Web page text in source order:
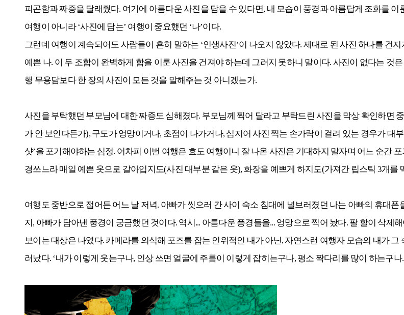
피곤함과 짜증을 달래줬다. 여기에 아름다운 사진을 담을 수 있다면, 내 모습이 풍경과 아름답게 조화를 이
여행이 아니라 ‘사진에 담는’ 여행이 중요했던 ‘나’이다.
그런데 여행이 계속되어도 사람들이 흔히 말하는 ‘인생사진’이 나오지 않았다. 제대로 된 사진 하나를 건
예쁜 나. 이 두 조합이 완벽하게 합을 이룬 사진을 건져야 하는데 그러지 못하니 말이다. 사진이 없다는 것
행 무용담보다 한 장의 사진이 모든 것을 말해주는 것 아니겠는가.
사진을 부탁했던 부모님에 대한 짜증도 심해졌다. 부모님께 찍어 달라고 부탁드린 사진을 막상 확인하면
가 안 보인다든가), 구도가 엉망이거나, 초점이 나가거나, 심지어 사진 찍는 손가락이 걸려 있는 경우가 대
샷’을 포기해야하는 심정. 어차피 이번 여행은 효도 여행이니 잘 나온 사진은 기대하지 말자며 어느 순간
경쓰느라 매일 예쁜 옷으로 갈아입지도(사진 대부분 같은 옷), 화장을 예쁘게 하지도(가져간 립스틱 3개를
여행도 중반으로 접어든 어느 날 저녁. 아빠가 씻으러 간 사이 숙소 침대에 널브러졌던 나는 아빠의 휴대
지, 아빠가 담아낸 풍경이 궁금했던 것이다. 역시... 아름다운 풍경들을... 엉망으로 찍어 놨다. 팔 할이 삭제
보이는 대상은 나였다. 카메라를 의식해 포즈를 잡는 인위적인 내가 아닌, 자연스런 여행자 모습의 내가
러났다. ‘내가 이렇게 웃는구나, 인상 쓰면 얼굴에 주름이 이렇게 잡히는구나, 평소 짝다리를 많이 하는구나